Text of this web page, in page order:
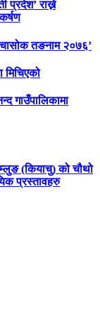
प्रदेश’ राख्ने
तङनाम २०७६’
मिचिएको
गाउँपालिकामा
(कियाचु) को चौथो
प्रस्तावहरु